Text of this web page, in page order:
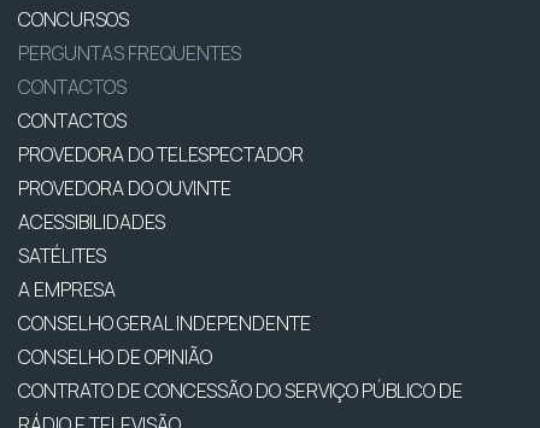
CONCURSOS
PERGUNTAS FREQUENTES
CONTACTOS
CONTACTOS
PROVEDORA DO TELESPECTADOR
PROVEDORA DO OUVINTE
ACESSIBILIDADES
SATÉLITES
A EMPRESA
CONSELHO GERAL INDEPENDENTE
CONSELHO DE OPINIÃO
CONTRATO DE CONCESSÃO DO SERVIÇO PÚBLICO DE